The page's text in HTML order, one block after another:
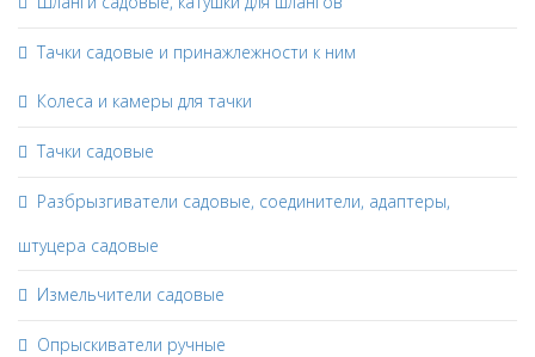
Тачки садовые и принажлежности к ним
Колеса и камеры для тачки
Тачки садовые
Разбрызгиватели садовые, соединители, адаптеры,
штуцера садовые
Измельчители садовые
Опрыскиватели ручные